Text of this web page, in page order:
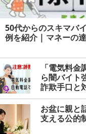
50代からのスキマバ
例を紹介 | マネーの
「電気料
ら闇バイト
詐欺手口と
お盆に親と
支える公的